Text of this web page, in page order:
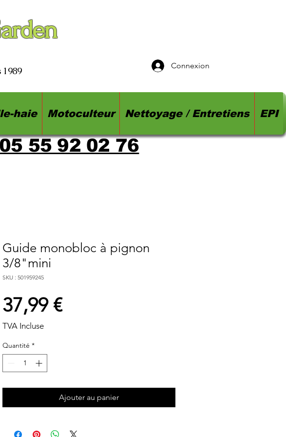
1989 Connexion
haie Motoculteur Nettoyage / Entretiens EPI
55 92 02 76
Guide monobloc à pignon
3/8"mini
SKU : 501959245
37,99 €Prix
TVA Incluse
Quantité *
Ajouter au panier